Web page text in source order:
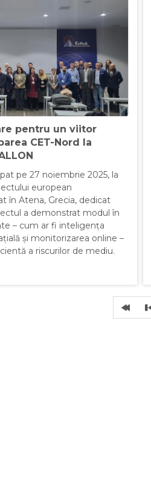
pentru un viitor
CET-Nord la
pe 27 noiembrie 2025, la
european
în Atena, Grecia, dedicat
a demonstrat modul în
– cum ar fi inteligența
și monitorizarea online –
a riscurilor de mediu.